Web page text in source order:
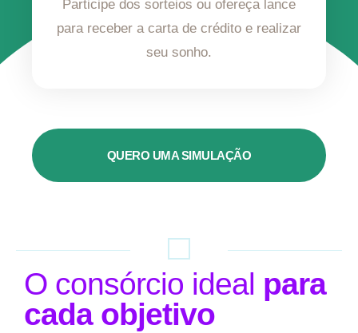
Participe dos sorteios ou ofereça lance
para receber a carta de crédito e realizar
seu sonho.
QUERO UMA SIMULAÇÃO
O consórcio ideal para
cada objetivo